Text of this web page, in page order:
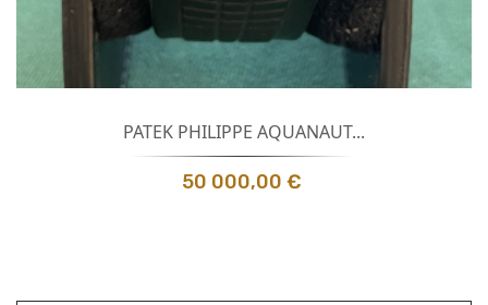
PATEK PHILIPPE AQUANAUT...
50 000,00 €